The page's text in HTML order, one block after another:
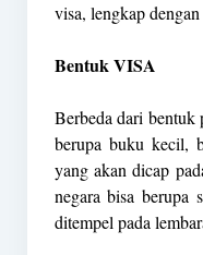
visa, lengkap
Bentuk VISA
Berbeda dari bentuk
berupa buku kecil,
yang akan dicap
negara bisa berupa
ditempel pada